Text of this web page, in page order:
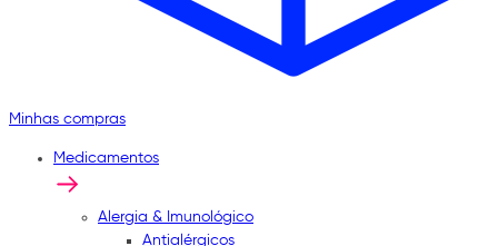
Minhas compras
Medicamentos
Alergia & Imunológico
Antialérgicos